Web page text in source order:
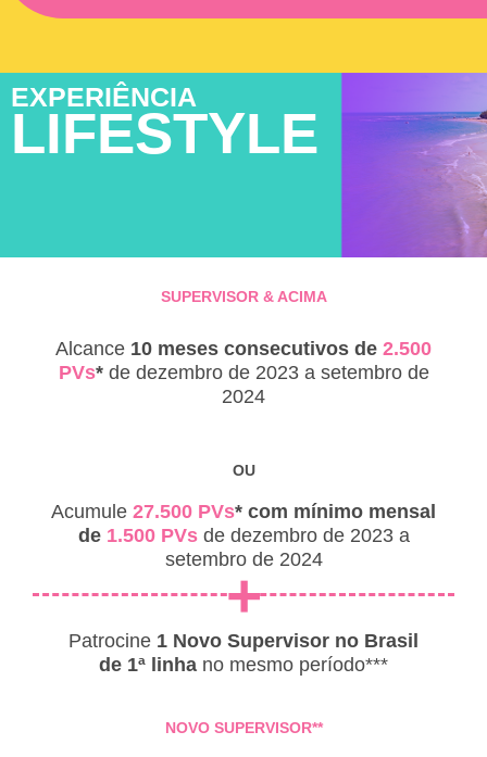
EXPERIÊNCIA
LIFESTYLE
SUPERVISOR & ACIMA
Alcance 10 meses consecutivos de 2.500
PVs*de dezembro de 2023 a setembro de
2024
OU
Acumule 27.500 PVs* com mínimo mensal
de 1.500 PVsde dezembro de 2023 a
setembro de 2024
+
Patrocine 1 Novo Supervisor no Brasil
de 1ª linha no mesmo período***
NOVO SUPERVISOR**